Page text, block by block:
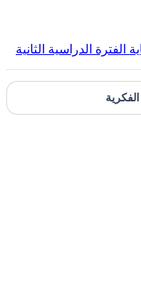
الفترة الدراسية الثانية